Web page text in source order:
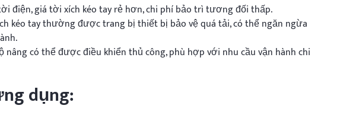
điện, giá tời xích kéo tay rẻ hơn, chi phí bảo trì tương đối thấp.
kéo tay thường được trang bị thiết bị bảo vệ quá tải, có thể ngăn ngừa
nâng có thể được điều khiển thủ công, phù hợp với nhu cầu vận hành chi
dụng: